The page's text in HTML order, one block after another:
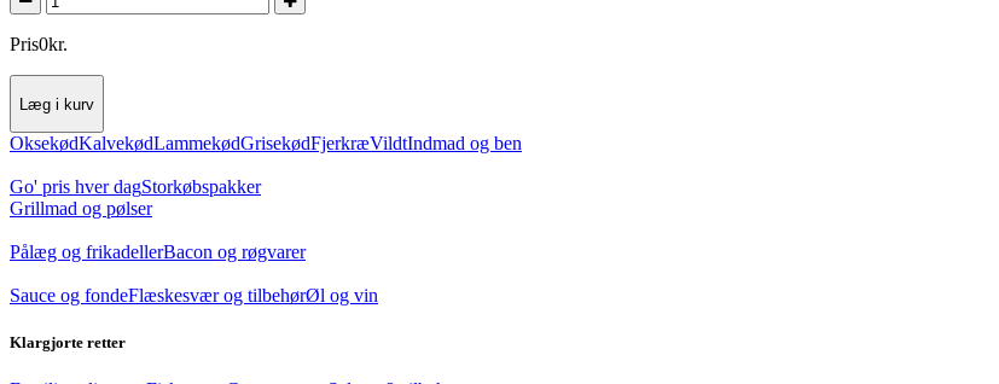
Pris0kr.
Læg i kurv
OksekødKalvekødLammekødGrisekødFjerkræVildtIndmad og ben
Go' pris hver dagStorkøbspakker
Grillmad og pølser
Pålæg og frikadellerBacon og røgvarer
Sauce og fondeFlæskesvær og tilbehørØl og vin
Klargjorte retter